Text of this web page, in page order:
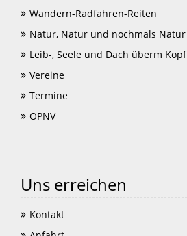
Wandern-Radfahren-Reiten
Natur, Natur und nochmals Natur
Leib-, Seele und Dach überm Kopf
Vereine
Termine
ÖPNV
Uns erreichen
Kontakt